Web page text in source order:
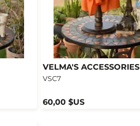
VELMA'S ACCESSORIES
VSC7
60,00 $US